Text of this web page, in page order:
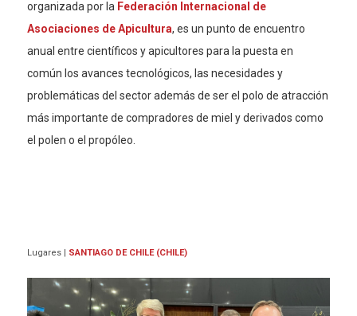
organizada por la Federación Internacional de
Asociaciones de Apicultura, es un punto de encuentro
anual entre científicos y apicultores para la puesta en
común los avances tecnológicos, las necesidades y
problemáticas del sector además de ser el polo de atracción
más importante de compradores de miel y derivados como
el polen o el propóleo.
Lugares | SANTIAGO DE CHILE (CHILE)